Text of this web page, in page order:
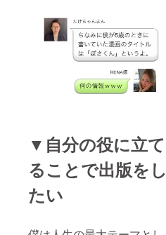
▼自分の役に立て
ることで出版をし
たい